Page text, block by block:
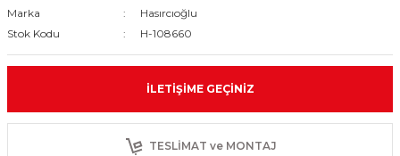
Marka
Hasırcıoğlu
Stok Kodu
H-108660
İLETIŞIME GEÇINIZ
TESLİMAT ve MONTAJ